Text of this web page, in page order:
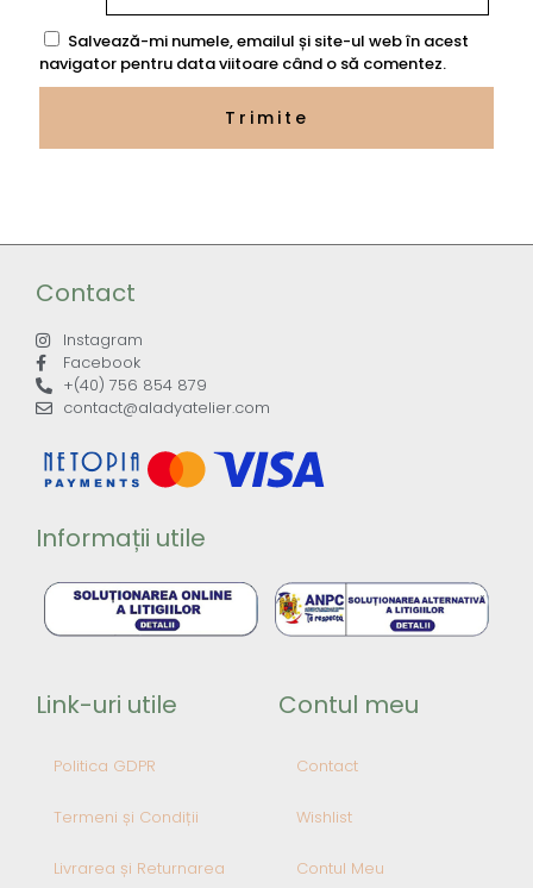
Salvează-mi numele, emailul și site-ul web în acest
navigator pentru data viitoare când o să comentez.
Contact
Instagram
Facebook
+(40) 756 854 879
contact@aladyatelier.com
Informații utile
Link-uri utile
Politica GDPR
Termeni și Condiții
Livrarea și Returnarea
Contul meu
Contact
Wishlist
Contul Meu